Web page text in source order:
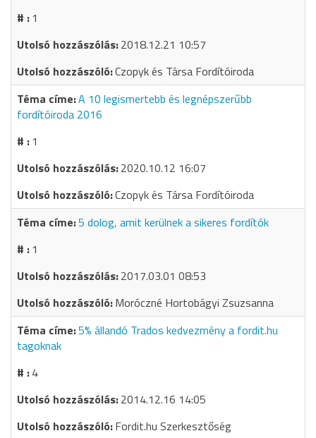
1
2018.12.21 10:57
Czopyk és Társa Fordítóiroda
A 10 legismertebb és legnépszerűbb
fordítóiroda 2016
1
2020.10.12 16:07
Czopyk és Társa Fordítóiroda
5 dolog, amit kerülnek a sikeres fordítók
1
2017.03.01 08:53
Moróczné Hortobágyi Zsuzsanna
5% állandó Trados kedvezmény a fordit.hu
tagoknak
4
2014.12.16 14:05
Fordit.hu Szerkesztőség